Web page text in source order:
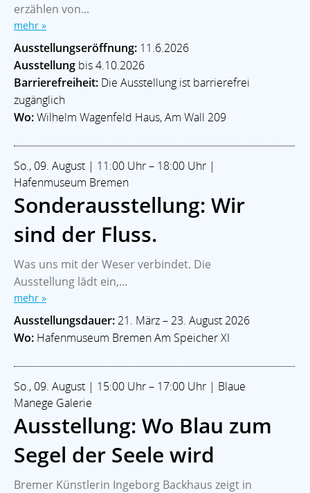
erzählen von...
mehr »
Ausstellungseröffnung: 11.6.2026
Ausstellung bis 4.10.2026
Barrierefreiheit: Die Ausstellung ist barrierefrei
zugänglich
Wo:Wilhelm Wagenfeld Haus, Am Wall 209
So., 09. August | 11:00 Uhr – 18:00 Uhr |
Hafenmuseum Bremen
Sonderausstellung: Wir
sind der Fluss.
Was uns mit der Weser verbindet. Die
Ausstellung lädt ein,...
mehr »
Ausstellungsdauer:21. März – 23. August 2026
Wo: Hafenmuseum Bremen Am Speicher XI
So., 09. August | 15:00 Uhr – 17:00 Uhr | Blaue
Manege Galerie
Ausstellung: Wo Blau zum
Segel der Seele wird
Bremer Künstlerin Ingeborg Backhaus zeigt in